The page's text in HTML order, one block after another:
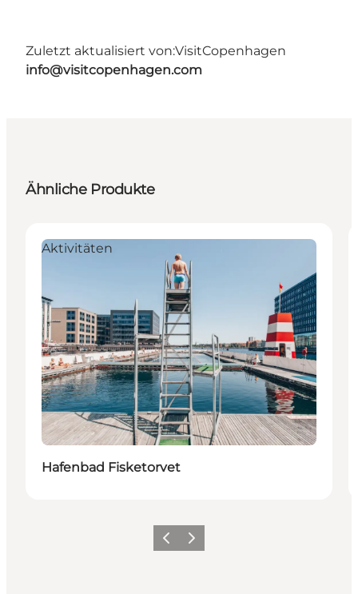
Zuletzt aktualisiert von:VisitCopenhagen
info@visitcopenhagen.com
Ähnliche Produkte
Aktivitäten
Hafenbad Fisketorvet
ZurückWeiter